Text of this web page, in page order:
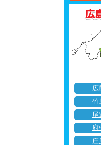
広
竹
尾
府
庄